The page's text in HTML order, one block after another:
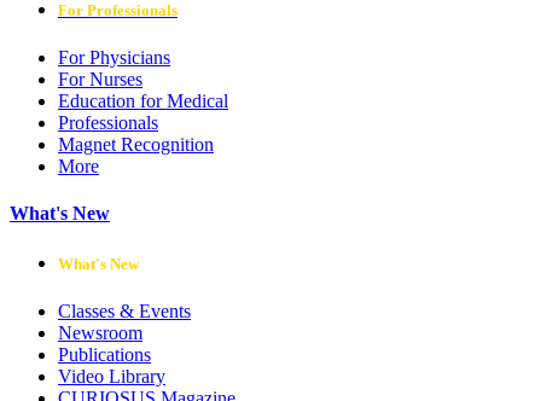
For Professionals
For Physicians
For Nurses
Education for Medical
Professionals
Magnet Recognition
More
What's New
What's New
Classes & Events
Newsroom
Publications
Video Library